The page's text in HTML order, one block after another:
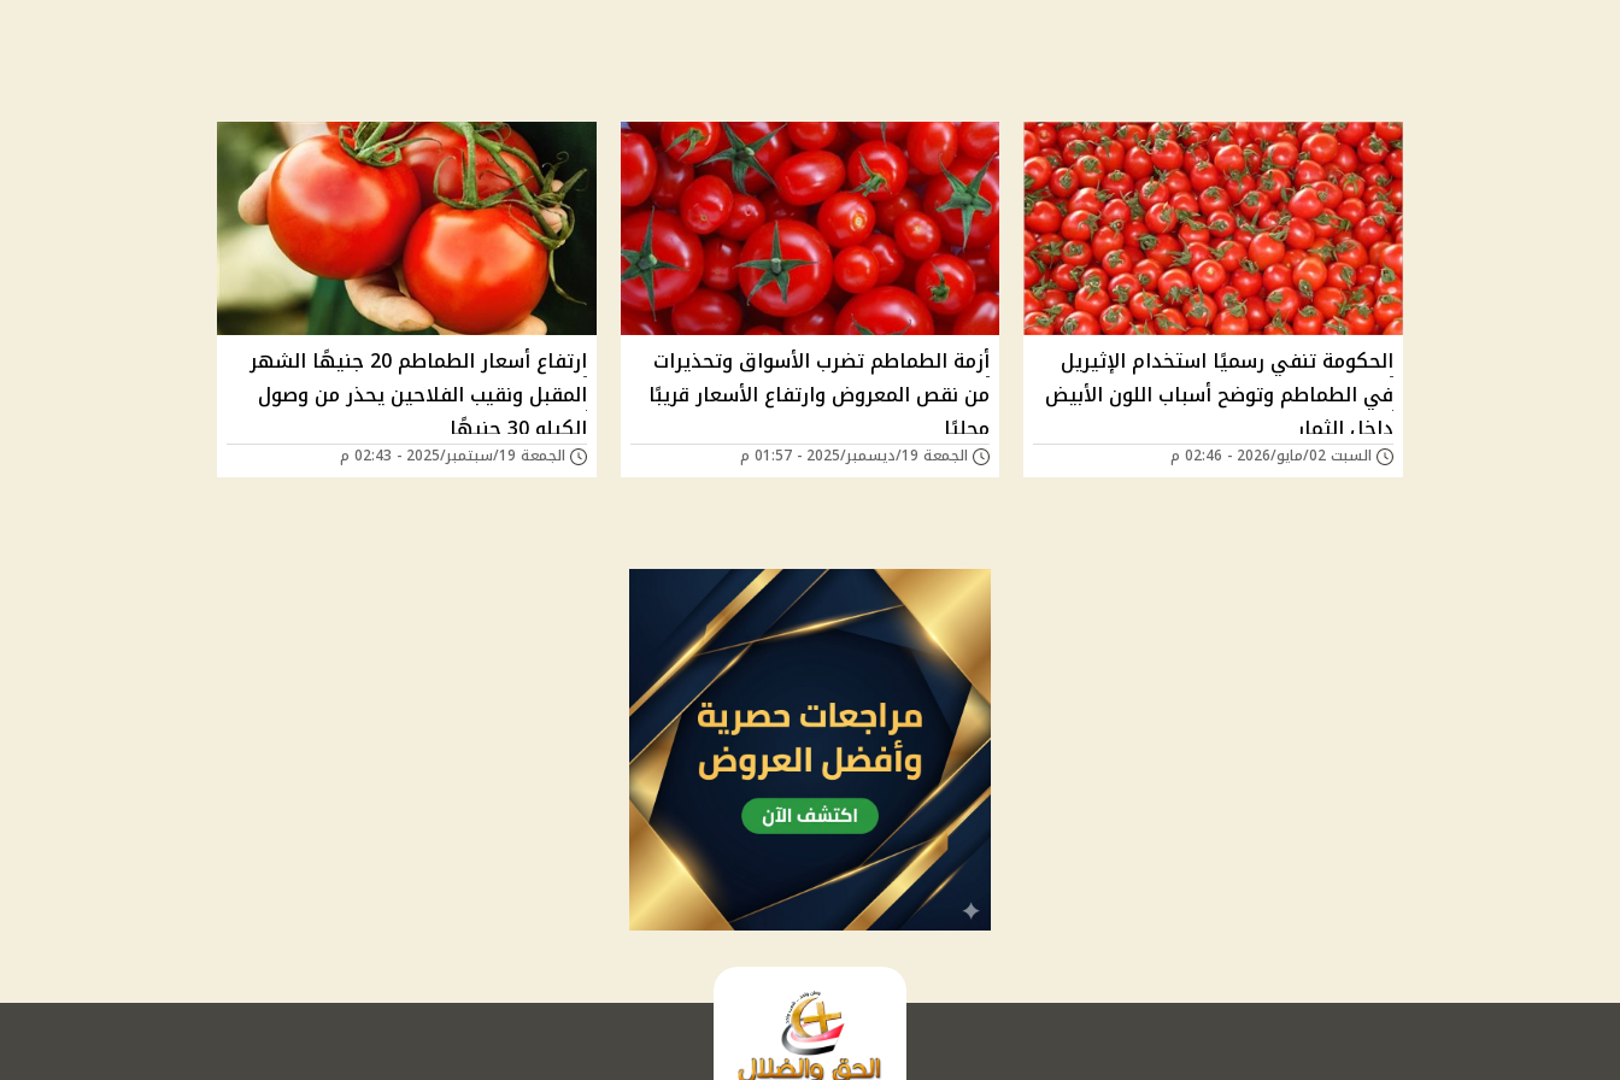
الحكومة تنفي رسميًا استخدام الإثيريل
في الطماطم وتوضح أسباب اللون الأبيض
داخل الثمار
السبت 02/مايو/2026 - 02:46 م
أزمة الطماطم تضرب الأسواق وتحذيرات
من نقص المعروض وارتفاع الأسعار قريبًا
محليًا
الجمعة 19/ديسمبر/2025 - 01:57 م
ارتفاع أسعار الطماطم 20 جنيهًا الشهر
المقبل ونقيب الفلاحين يحذر من وصول
الكيلو 30 جنيهًا
الجمعة 19/سبتمبر/2025 - 02:43 م